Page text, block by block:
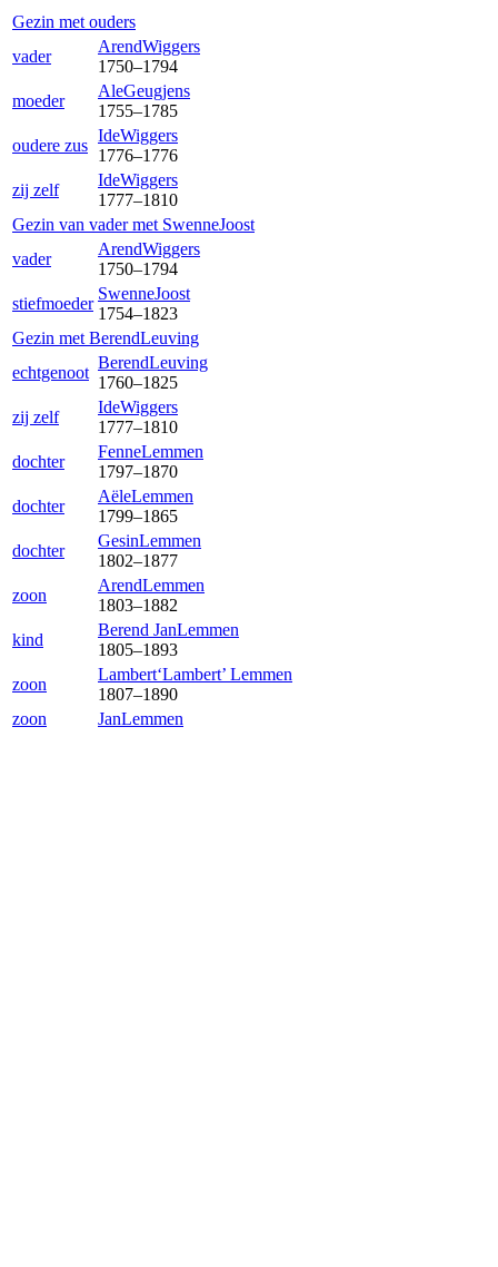
Gezin met ouders
vader
ArendWiggers
1750–1794
moeder
AleGeugjens
1755–1785
oudere zus
IdeWiggers
1776–1776
zij zelf
IdeWiggers
1777–1810
Gezin van vader met SwenneJoost
vader
ArendWiggers
1750–1794
stiefmoeder
SwenneJoost
1754–1823
Gezin met BerendLeuving
echtgenoot
BerendLeuving
1760–1825
zij zelf
IdeWiggers
1777–1810
dochter
FenneLemmen
1797–1870
dochter
AëleLemmen
1799–1865
dochter
GesinLemmen
1802–1877
zoon
ArendLemmen
1803–1882
kind
Berend JanLemmen
1805–1893
zoon
Lambert‘Lambert’ Lemmen
1807–1890
zoon
JanLemmen